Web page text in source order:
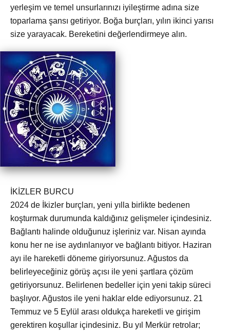
yerleşim ve temel unsurlarınızı iyileştirme adına size
toparlama şansı getiriyor. Boğa burçları, yılın ikinci yarısı
size yarayacak. Bereketini değerlendirmeye alın.
İKİZLER BURCU
2024 de İkizler burçları, yeni yılla birlikte bedenen
koşturmak durumunda kaldığınız gelişmeler içindesiniz.
Bağlantı halinde olduğunuz işleriniz var. Nisan ayında
konu her ne ise aydınlanıyor ve bağlantı bitiyor. Haziran
ayı ile hareketli döneme giriyorsunuz. Ağustos da
belirleyeceğiniz görüş açısı ile yeni şartlara çözüm
getiriyorsunuz. Belirlenen bedeller için yeni takip süreci
başlıyor. Ağustos ile yeni haklar elde ediyorsunuz. 21
Temmuz ve 5 Eylül arası oldukça hareketli ve girişim
gerektiren koşullar içindesiniz. Bu yıl Merkür retrolar;